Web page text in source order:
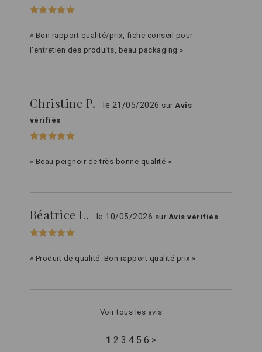
« Bon rapport qualité/prix, fiche conseil pour
l'entretien des produits, beau packaging »
Christine P. le 21/05/2026 surAvis
vérifiés
« Beau peignoir de très bonne qualité »
Béatrice L. le 10/05/2026 sur Avis vérifiés
« Produit de qualité. Bon rapport qualité prix »
Voir tous les avis
1 2 3 4 5 6 >